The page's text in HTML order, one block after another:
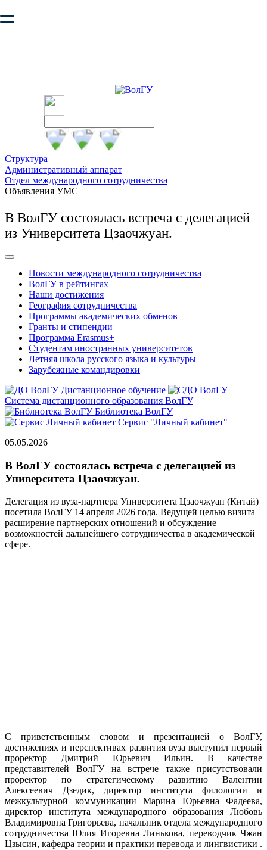
безопасную работу с сайтом. Пожалуйста
Структура
Административный аппарат
Отдел международного сотрудничества
Объявления УМС
В ВолГУ состоялась встреча с делегацией
из Университета Цзаочжуан.
Новости международного сотрудничества
ВолГУ в рейтингах
Наши достижения
География сотрудничества
Программы академических обменов
Гранты и стипендии
Программа Erasmus+
Студентам иностранных университетов
Летняя школа русского языка и культуры
Зарубежные командировки
Дистанционное обучение
Система дистанционного образования ВолГУ
Библиотека ВолГУ
Сервис "Личный кабинет"
05.05.2026
В ВолГУ состоялась встреча с делегацией из
Университета Цзаочжуан.
Делегация из вуза-партнера Университета Цзаочжуан (Китай)
посетила ВолГУ 14 апреля 2026 года. Ведущей целью визита
расширение партнерских отношений и обсуждение
возможностей дальнейшего сотрудничества в академической
сфере.
С приветственным словом и презентацией о ВолГУ,
достижениях и перспективах развития вуза выступил первый
проректор Дмитрий Юрьевич Ильин. В качестве
представителей ВолГУ на встрече также присутствовали
проректор по стратегическому развитию Валентин
Алексеевич Дзедик, директор института филологии и
межкультурной коммуникации Марина Юрьевна Фадеева,
директор института международного образования Любовь
Владимировна Григорьева, начальник отдела международного
сотрудничества Юлия Игоревна Линькова, переводчик Чжан
Цзысин, кафедра теории и практики перевода и лингвистики .